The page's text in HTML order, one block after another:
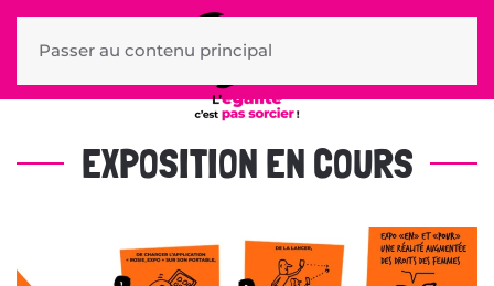
Passer au contenu principal
EXPOSITION EN COURS